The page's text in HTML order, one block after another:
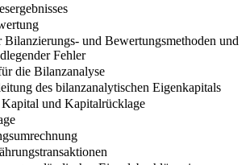
und Bewertungsmethoden und
Fehler
die Bilanzanalyse
des bilanzanalytischen Eigenkapitals
Kapital und Kapitalrücklage